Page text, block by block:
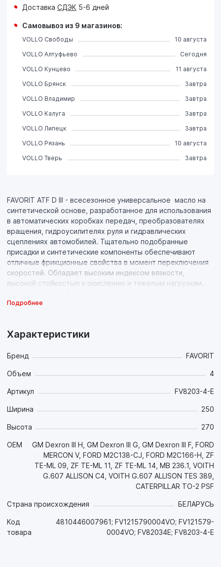
FAVORIT ATF D III - всесезонное универсальное масло на
синтетической основе, разработанное для использования
в автоматических коробках передач, преобразователях
вращения, гидроусилителях руля и гидравлических
сцеплениях автомобилей. Тщательно подобранные
присадки и синтетические компоненты обеспечивают
отличные фрикционные свойства в момент переключения
скоростей. Обладает высоким индексом вязкости,
высокой стойкостью к окислению и тяжелым нагрузкам.
Подробнее
Характеристики
Бренд FAVORIT
Объем 4
Артикул FV8203-4-E
Ширина 250
Высота 270
OEM
GM Dexron III H, GM Dexron III G, GM Dexron III F, FORD
MERCON V, FORD M2C138-CJ, FORD M2C166-H, ZF
TE-ML 09, ZF TE-ML 11, ZF TE-ML 14, MB 236.1, VOITH
G.607 ALLISON C4, VOITH G.607 ALLISON TES 389,
CATERPILLAR TO-2 PSF
Страна происхождения БЕЛАРУСЬ
Код
товара
4810446007961; FV1215790004VO; FV121579-
0004VO; FV82034E; FV8203-4-E
Доставка СДЭК 5-6 дней
Самовывоз из 9 магазинов:
VOLLO Свободы
10 августа
VOLLO Алтуфьево
Сегодня
VOLLO Кунцево
11 августа
VOLLO Брянск
Завтра
VOLLO Владимир
Завтра
VOLLO Калуга
Завтра
VOLLO Липецк
Завтра
VOLLO Рязань
10 августа
VOLLO Тверь
Завтра